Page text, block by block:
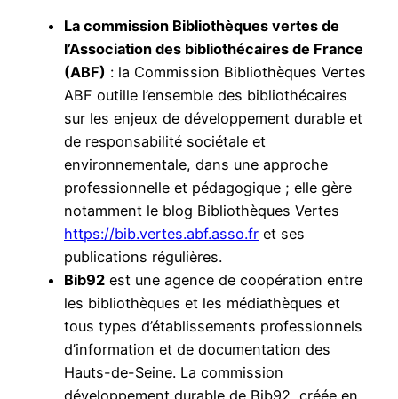
La commission Bibliothèques vertes de
l’Association des bibliothécaires de France
(ABF) : la Commission Bibliothèques Vertes
ABF outille l’ensemble des bibliothécaires
sur les enjeux de développement durable et
de responsabilité sociétale et
environnementale, dans une approche
professionnelle et pédagogique ; elle gère
notamment le blog Bibliothèques Vertes
https://bib.vertes.abf.asso.fr et ses
publications régulières.
Bib92 est une agence de coopération entre
les bibliothèques et les médiathèques et
tous types d’établissements professionnels
d’information et de documentation des
Hauts-de-Seine. La commission